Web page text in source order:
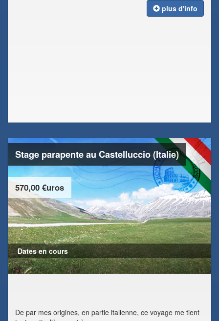
plus d'info
Stage parapente au Castelluccio (Italie)
570,00 €uros
Dates en cours
De par mes origines, en partie italienne, ce voyage me tient